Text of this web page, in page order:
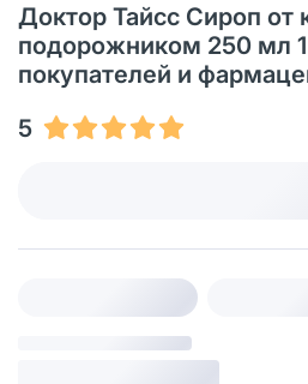
Доктор Тайсс Сироп от
подорожником 250 мл
покупателей и
5